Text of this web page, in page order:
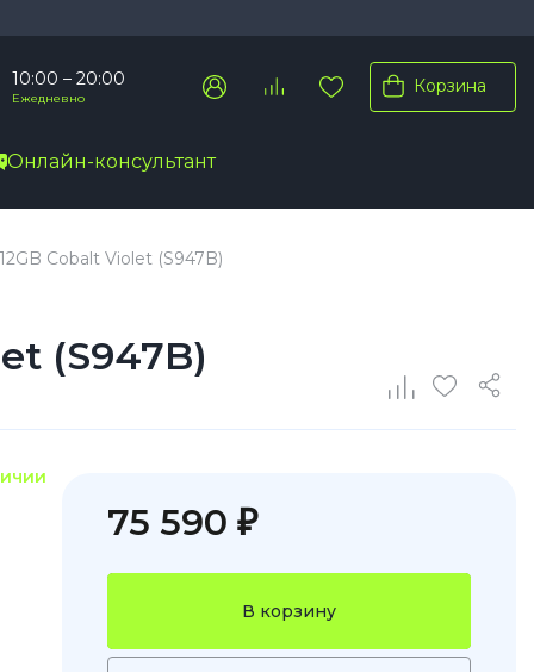
10:00 – 20:00
Ежедневно
Корзина
Онлайн-консультант
Max
Cobalt Violet (S947B)
(S947B)
75 590 ₽
В корзину